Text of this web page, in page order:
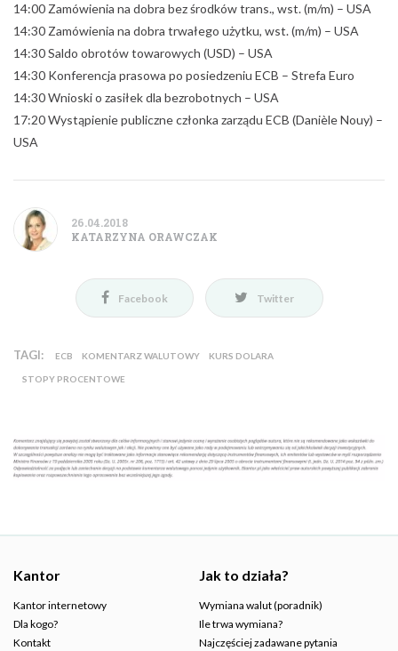
14:00 Zamówienia na dobra bez środków trans., wst. (m/m) – USA
14:30 Zamówienia na dobra trwałego użytku, wst. (m/m) – USA
14:30 Saldo obrotów towarowych (USD) – USA
14:30 Konferencja prasowa po posiedzeniu ECB – Strefa Euro
14:30 Wnioski o zasiłek dla bezrobotnych – USA
17:20 Wystąpienie publiczne członka zarządu ECB (Danièle Nouy) –
USA
26.04.2018
KATARZYNA ORAWCZAK
Facebook Twitter
TAGI: ECB KOMENTARZ WALUTOWY KURS DOLARA
STOPY PROCENTOWE
Kantor
Kantor internetowy
Dla kogo?
Kontakt
Jak to działa?
Wymiana walut (poradnik)
Ile trwa wymiana?
Najczęściej zadawane pytania